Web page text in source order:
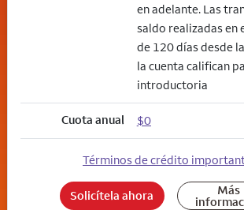
en adelante. Las
saldo realizadas en
de 120 días desde
la cuenta califican
introductoria
Cuota anual $0
Términos de crédito
Solicítela ahora Más